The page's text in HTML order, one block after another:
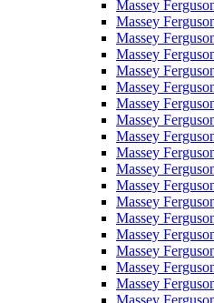
Massey
Massey
Massey
Massey
Massey
Massey
Massey
Massey
Massey
Massey
Massey
Massey
Massey
Massey
Massey
Massey
Massey
Massey
Massey